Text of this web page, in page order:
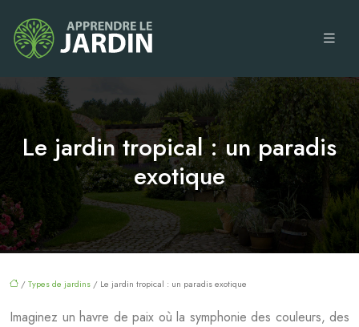
Le jardin tropical : un paradis
exotique
/Types de jardins / Le jardin tropical : un paradis exotique
Imaginez un havre de paix où la symphonie des couleurs, des